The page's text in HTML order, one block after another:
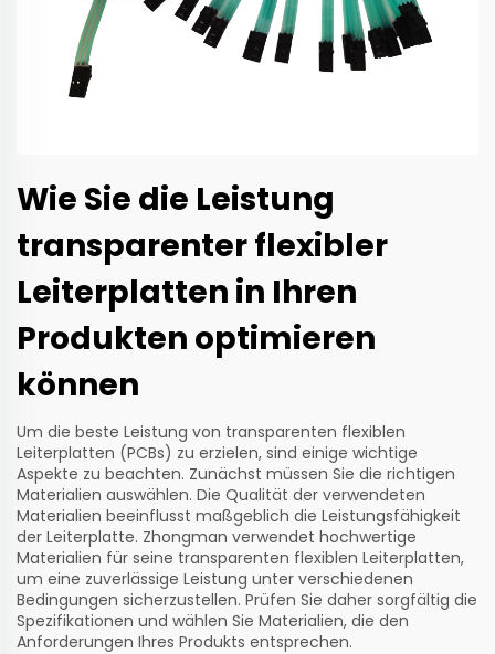
Wie Sie die Leistung
transparenter flexibler
Leiterplatten in Ihren
Produkten optimieren
können
Um die beste Leistung von transparenten flexiblen
Leiterplatten (PCBs) zu erzielen, sind einige wichtige
Aspekte zu beachten. Zunächst müssen Sie die richtigen
Materialien auswählen. Die Qualität der verwendeten
Materialien beeinflusst maßgeblich die Leistungsfähigkeit
der Leiterplatte. Zhongman verwendet hochwertige
Materialien für seine transparenten flexiblen Leiterplatten,
um eine zuverlässige Leistung unter verschiedenen
Bedingungen sicherzustellen. Prüfen Sie daher sorgfältig die
Spezifikationen und wählen Sie Materialien, die den
Anforderungen Ihres Produkts entsprechen.